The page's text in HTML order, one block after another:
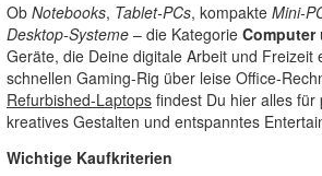
Ob Notebooks, Tablet-PCs, kompakte Mini-
Desktop-Systeme – die Kategorie Computer
Geräte, die Deine digitale Arbeit und Freizeit
schnellen Gaming-Rig über leise Office-
Refurbished-Laptops findest Du hier alles für
kreatives Gestalten und entspanntes
Wichtige Kaufkriterien